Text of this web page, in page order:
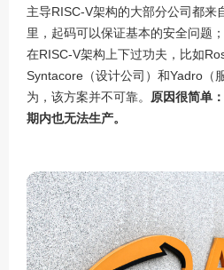
主导RISC-V架构的大部分公司都来
里，起码可以保证基本的安全问题
在RISC-V架构上下过功夫，比如
Syntacore （设计公司 ）和Yadro （
为，该方案并不可靠。 原因很简单
期内也无法生产。